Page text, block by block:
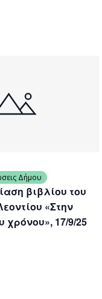
βιβλίου του
«Στην
χρόνου», 17/9/25
Δήμου